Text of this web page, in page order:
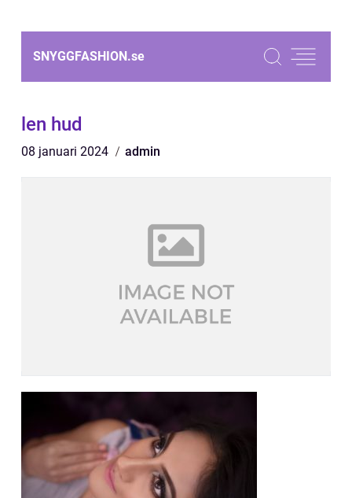
SNYGGFASHION.se
len hud
08 januari 2024 admin